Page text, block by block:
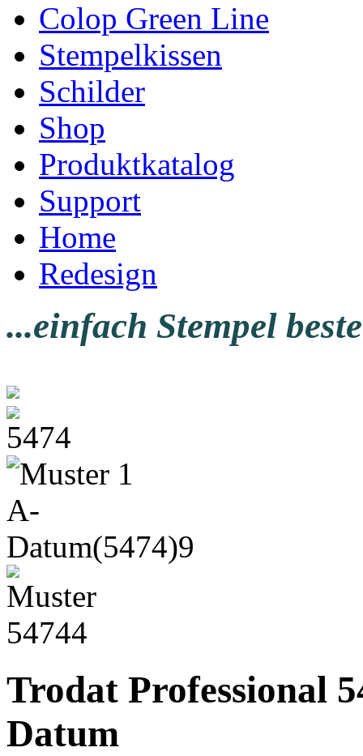
Colop Green Line
Stempelkissen
Schilder
Shop
Produktkatalog
Support
Home
Redesign
...einfach Stempel
Trodat Professional
Datum